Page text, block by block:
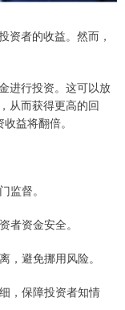
资者的收益。然而，
进行投资。这可以放
从而获得更高的回
益将翻倍。
监督。
者资金安全。
，避免挪用风险。
，保障投资者知情